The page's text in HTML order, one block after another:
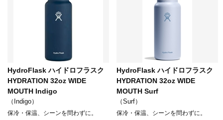
HydroFlask ハイドロフラスク
HYDRATION 32oz WIDE
MOUTH Indigo
（Indigo）
保冷・保温、シーンを問わずに。
HydroFlask ハイドロフラスク
HYDRATION 32oz WIDE
MOUTH Surf
（Surf）
保冷・保温、シーンを問わずに。